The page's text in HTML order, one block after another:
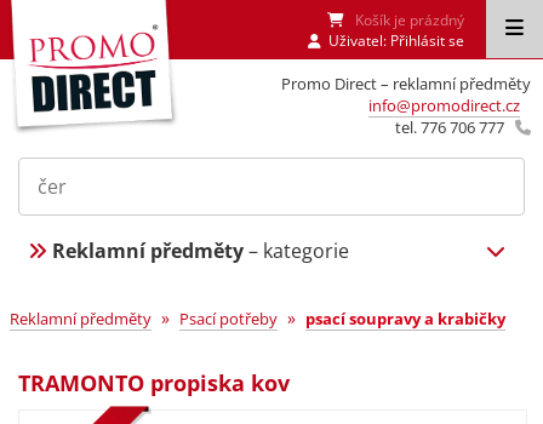
Promo Direct – reklamní předměty
info@promodirect.cz
tel. 776 706 777
Košík je prázdný
Uživatel: Přihlásit se
Reklamní předměty– kategorie
Reklamní předměty » Psací potřeby » psací soupravy a krabičky
TRAMONTO propiska kov